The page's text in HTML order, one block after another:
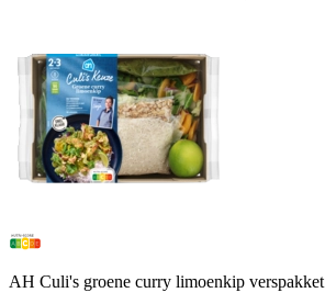
AH Culi's groene curry limoenkip verspakket